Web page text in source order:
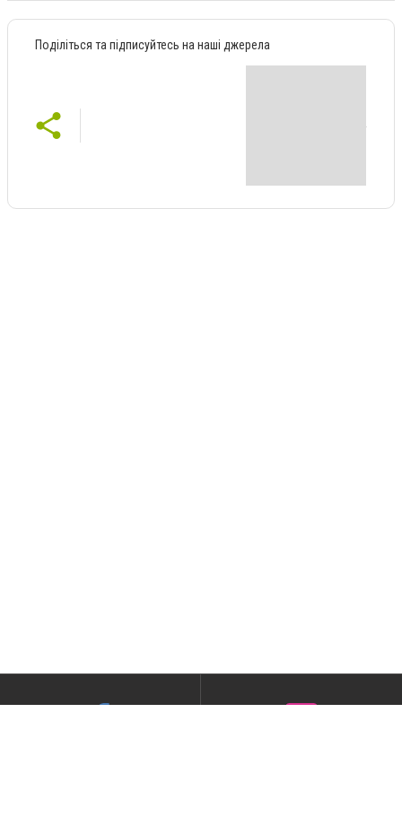
Поділіться та підписуйтесь на наші джерела